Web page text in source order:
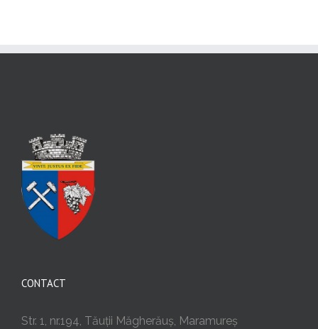
CONTACT
Str. 1, nr.194, Tăuții Măgherăuș, Maramureș